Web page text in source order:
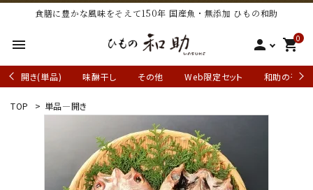
食膳に豊かな風味をそえて150年 国産魚・無添加 ひもの和助
menu person 0
shopping_cart
開き(単品) 味醂干し その他 Web限定セット 和助の干物
TOP > 単品―開き